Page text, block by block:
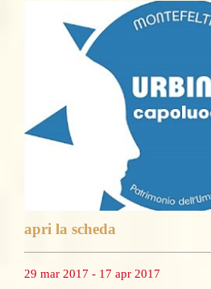
apri la scheda
29 mar 2017 - 17 apr 2017